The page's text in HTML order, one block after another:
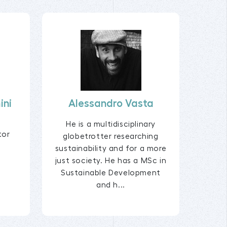
Alessandro Vasta
He is a multidisciplinary
globetrotter researching
sustainability and for a more
just society. He has a MSc in
Sustainable Development
and h...